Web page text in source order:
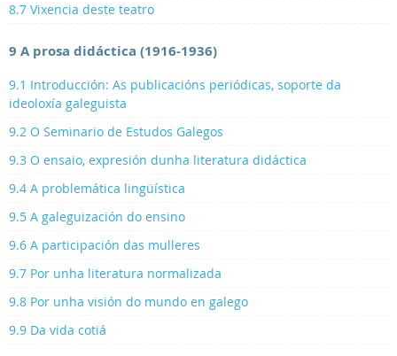
8.7 Vixencia deste teatro
9 A prosa didáctica (1916-1936)
9.1 Introducción: As publicacións periódicas, soporte da
ideoloxía galeguista
9.2 O Seminario de Estudos Galegos
9.3 O ensaio, expresión dunha literatura didáctica
9.4 A problemática lingüística
9.5 A galeguización do ensino
9.6 A participación das mulleres
9.7 Por unha literatura normalizada
9.8 Por unha visión do mundo en galego
9.9 Da vida cotiá